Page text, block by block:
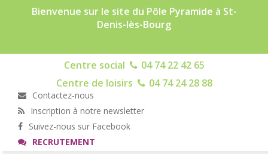
Bienvenue sur le site du Pôle Pyramide à St-
Denis-lès-Bourg
Centre social
04 74 22 42 65
Centre de loisirs
04 74 24 28 88
Contactez-nous
Inscription à notre newsletter
Suivez-nous sur Facebook
RECRUTEMENT